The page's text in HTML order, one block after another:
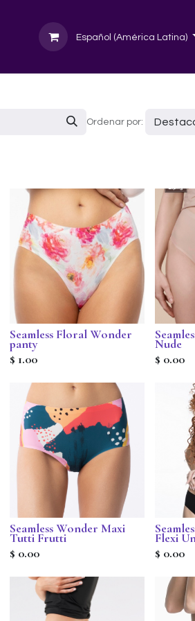
Español (América Latina)
Ordenar por:
Seamless Floral Wonder
panty
$ 1.00
Nude
$ 0.00
Seamless Wonder Maxi
Tutti Frutti
$ 0.00
Flexi
$ 0.00